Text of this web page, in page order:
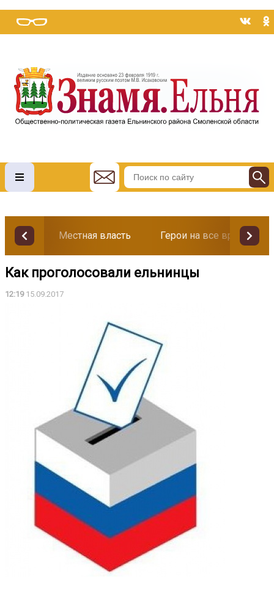
Местная власть Герои на все времена
Как проголосовали ельнинцы
12:1915.09.2017